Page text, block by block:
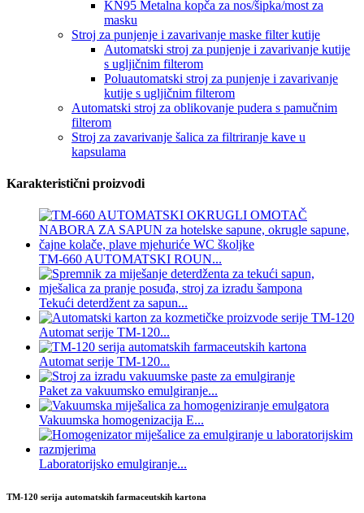
KN95 Metalna kopča za nos/šipka/most za
masku
Stroj za punjenje i zavarivanje maske filter kutije
Automatski stroj za punjenje i zavarivanje kutije
s ugljičnim filterom
Poluautomatski stroj za punjenje i zavarivanje
kutije s ugljičnim filterom
Automatski stroj za oblikovanje pudera s pamučnim
filterom
Stroj za zavarivanje šalica za filtriranje kave u
kapsulama
Karakteristični proizvodi
TM-660 AUTOMATSKI ROUN...
Tekući deterdžent za sapun...
Automat serije TM-120...
Automat serije TM-120...
Paket za vakuumsko emulgiranje...
Vakuumska homogenizacija E...
Laboratorijsko emulgiranje...
TM-120 serija automatskih farmaceutskih kartona